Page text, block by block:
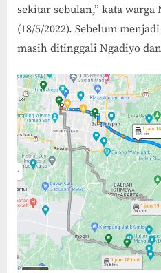
sekitar sebulan,” kata
(18/5/2022). Sebelum
masih ditinggali Ngadiyo